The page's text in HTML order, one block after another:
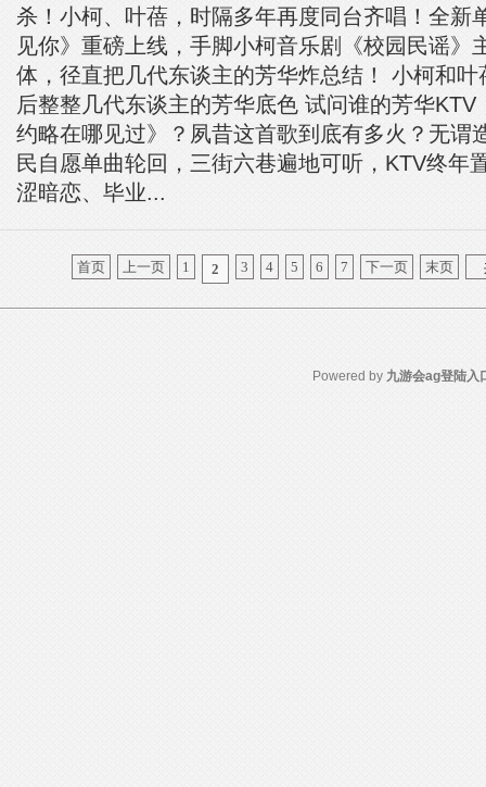
杀！小柯、叶蓓，时隔多年再度同台齐唱！全新
见你》重磅上线，手脚小柯音乐剧《校园民谣》
体，径直把几代东谈主的芳华炸总结！ 小柯和
后整整几代东谈主的芳华底色 试问谁的芳华KTV
约略在哪见过》？夙昔这首歌到底有多火？无谓
民自愿单曲轮回，三街六巷遍地可听，KTV终年
涩暗恋、毕业...
首页 上一页 1 2 3 4 5 6 7 下一页 末页
Powered by 九游会ag登陆入